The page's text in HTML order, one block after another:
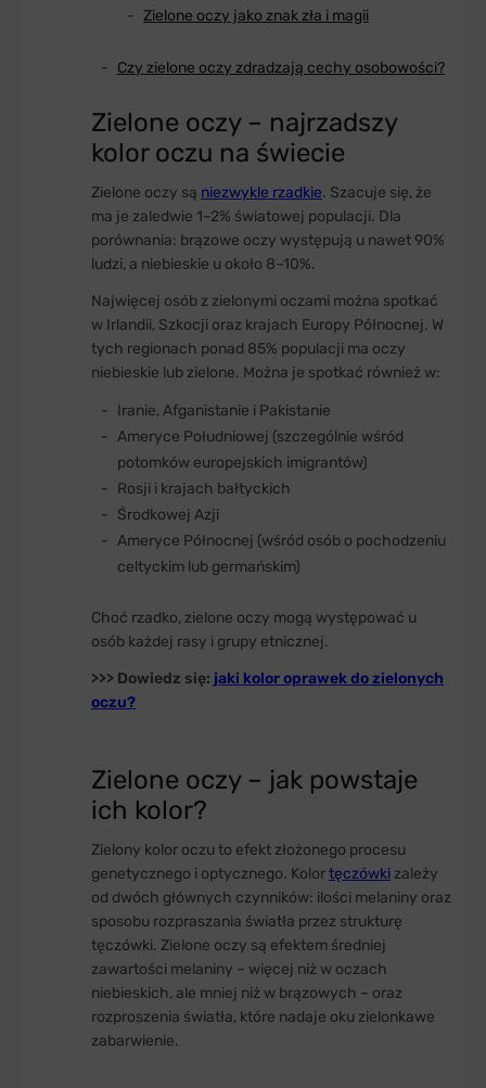
Zielone oczy jako znak zła i magii
Czy zielone oczy zdradzają cechy osobowości?
Zielone oczy – najrzadszy
kolor oczu na świecie
Zielone oczy są niezwykle rzadkie. Szacuje się, że
ma je zaledwie 1–2% światowej populacji. Dla
porównania: brązowe oczy występują u nawet 90%
ludzi, a niebieskie u około 8–10%.
Najwięcej osób z zielonymi oczami można spotkać
w Irlandii, Szkocji oraz krajach Europy Północnej. W
tych regionach ponad 85% populacji ma oczy
niebieskie lub zielone. Można je spotkać również w:
Iranie, Afganistanie i Pakistanie
Ameryce Południowej (szczególnie wśród
potomków europejskich imigrantów)
Rosji i krajach bałtyckich
Środkowej Azji
Ameryce Północnej (wśród osób o pochodzeniu
celtyckim lub germańskim)
Choć rzadko, zielone oczy mogą występować u
osób każdej rasy i grupy etnicznej.
>>> Dowiedz się: jaki kolor oprawek do zielonych
oczu?
Zielone oczy – jak powstaje
ich kolor?
Zielony kolor oczu to efekt złożonego procesu
genetycznego i optycznego. Kolortęczówki zależy
od dwóch głównych czynników: ilości melaniny oraz
sposobu rozpraszania światła przez strukturę
tęczówki. Zielone oczy są efektem średniej
zawartości melaniny – więcej niż w oczach
niebieskich, ale mniej niż w brązowych – oraz
rozproszenia światła, które nadaje oku zielonkawe
zabarwienie.